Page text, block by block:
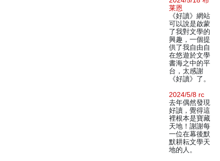
莱恩
《好讀》網站
可以說是啟蒙
了我對文學的
興趣，一個提
供了我自由自
在悠遊於文學
書海之中的平
台，太感謝
《好讀》了。
2024/5/8 rc
去年偶然發現
好讀，覺得這
裡根本是寶藏
天地！謝謝每
一位在幕後默
默耕耘文學天
地的人。